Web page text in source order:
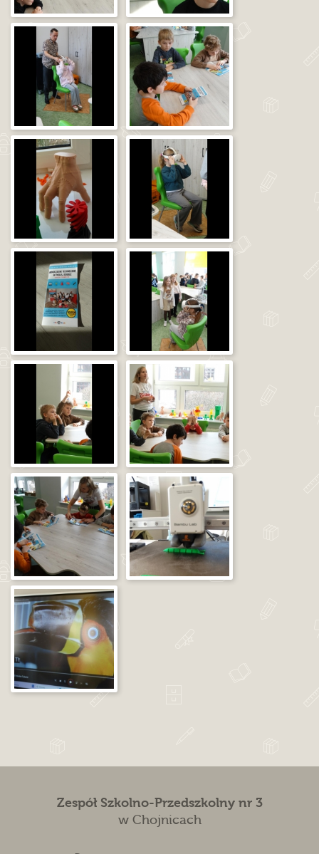
Zespół Szkolno-Przedszkolny nr 3
w Chojnicach